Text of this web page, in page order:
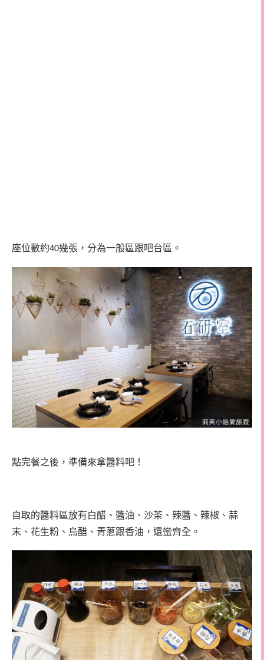
座位數約40幾張，分為一般區跟吧台區。
點完餐之後，準備來拿醬料吧！
自取的醬料區放有白醋、醬油、沙茶、辣醬、辣椒、蒜
末、花生粉、烏醋、青蔥跟香油，還蠻齊全。